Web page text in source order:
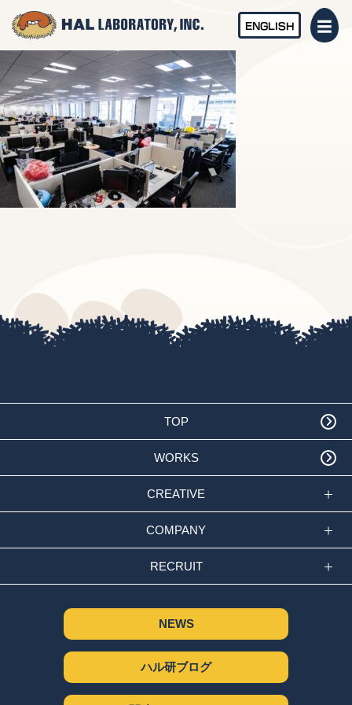
ENGLISH
TOP
WORKS
CREATIVE
COMPANY
RECRUIT
NEWS
ハル研ブログ